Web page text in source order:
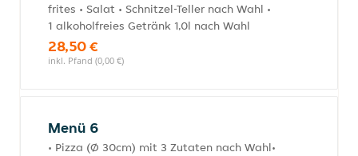
frites • Salat • Schnitzel-Teller nach Wahl •
1 alkoholfreies Getränk 1,0l nach Wahl
28,50 €
inkl. Pfand (0,00 €)
Menü 6
• Pizza (Ø 30cm) mit 3 Zutaten nach Wahl•